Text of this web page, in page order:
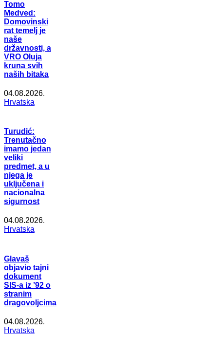
Tomo
Medved:
Domovinski
rat temelj je
naše
državnosti, a
VRO Oluja
kruna svih
naših bitaka
04.08.2026.
Hrvatska
Turudić:
Trenutačno
imamo jedan
veliki
predmet, a u
njega je
uključena i
nacionalna
sigurnost
04.08.2026.
Hrvatska
Glavaš
objavio tajni
dokument
SIS-a iz ’92 o
stranim
dragovoljcima
04.08.2026.
Hrvatska